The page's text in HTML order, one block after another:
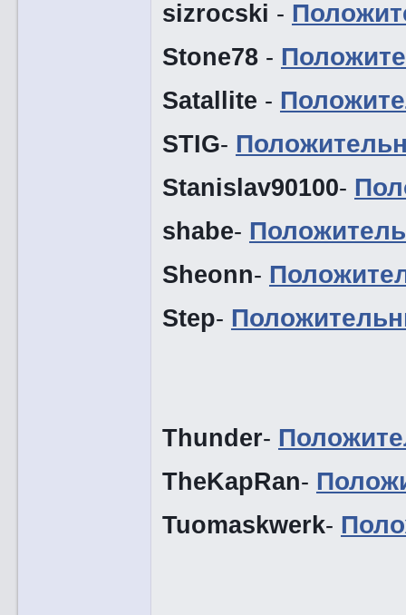
sizrocski -
Stone78 -
Satallite -
STIG-
Stanislav90100-
shabe-
Sheonn-
Step-
Thunder-
TheKapRan-
Tuomaskwerk-